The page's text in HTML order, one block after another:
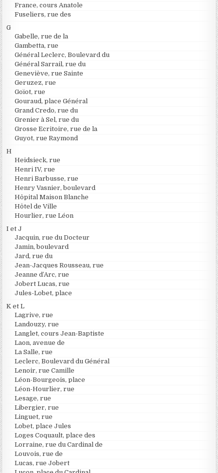
France, cours Anatole
Fuseliers, rue des
G
Gabelle, rue de la
Gambetta, rue
Général Leclerc, Boulevard du
Général Sarrail, rue du
Geneviève, rue Sainte
Geruzez, rue
Goïot, rue
Gouraud, place Général
Grand Credo, rue du
Grenier à Sel, rue du
Grosse Ecritoire, rue de la
Guyot, rue Raymond
H
Heidsieck, rue
Henri IV, rue
Henri Barbusse, rue
Henry Vasnier, boulevard
Hôpital Maison Blanche
Hôtel de Ville
Hourlier, rue Léon
I et J
Jacquin, rue du Docteur
Jamin, boulevard
Jard, rue du
Jean-Jacques Rousseau, rue
Jeanne d’Arc, rue
Jobert Lucas, rue
Jules-Lobet, place
K et L
Lagrive, rue
Landouzy, rue
Langlet, cours Jean-Baptiste
Laon, avenue de
La Salle, rue
Leclerc, Boulevard du Général
Lenoir, rue Camille
Léon-Bourgeois, place
Léon-Hourlier, rue
Lesage, rue
Libergier, rue
Linguet, rue
Lobet, place Jules
Loges Coquault, place des
Lorraine, rue du Cardinal de
Louvois, rue de
Lucas, rue Jobert